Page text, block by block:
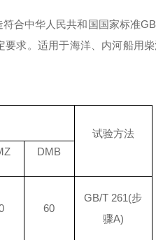
符合中华人民共和国国家标准
要求。适用于海洋、内河船用
试验方法
DMB
60
GB/T 261(步
骤A)